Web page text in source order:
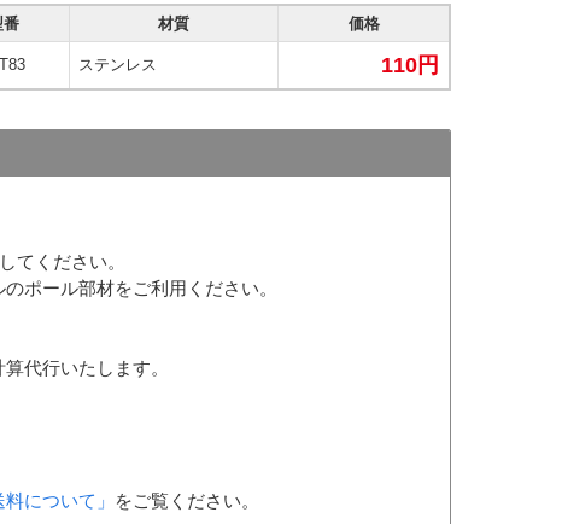
番 材質 価格
ステンレス 110円
てください。
ポール部材をご利用ください。
代行いたします。
料について」 をご覧ください。